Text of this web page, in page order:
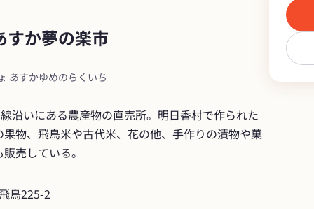
すか夢の楽市
あすかゆめのらくいち
沿いにある農産物の直売所。明日香村で作られた
物、飛鳥米や古代米、花の他、手作りの漬物や菓
売している。
鳥225-2